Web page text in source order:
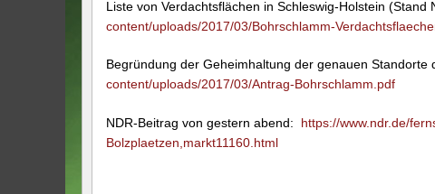
Liste von Verdachtsflächen in Schleswig-Holstein (Stand
content/uploads/2017/03/Bohrschlamm-
Begründung der Geheimhaltung der genauen Standorte
content/uploads/2017/03/Antrag-Bohrschlamm.pdf
NDR-Beitrag von gestern abend: https://www.ndr.de/
Bolzplaetzen,markt11160.html